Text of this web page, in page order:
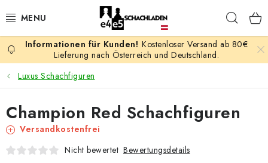
Inhalt
AKTION
SCHACHSPIELE
SCHACHFIGUREN
SCHACHBRETTER
Kostenloser Versand ab 80€
Lieferung nach Österreich und Deutschland.
Luxus Schachfiguren
Champion Red Schachfiguren
Versandkostenfrei
Nicht bewertet Bewertungsdetails